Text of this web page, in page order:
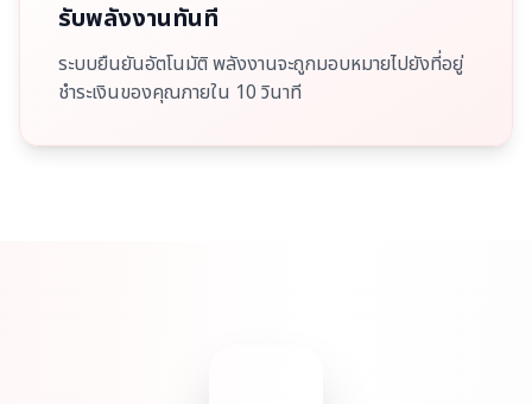
รับพลังงานทันที
ระบบยืนยันอัตโนมัติ พลังงานจะถูกมอบหมายไปยังที่อยู่
ชำระเงินของคุณภายใน 10 วินาที